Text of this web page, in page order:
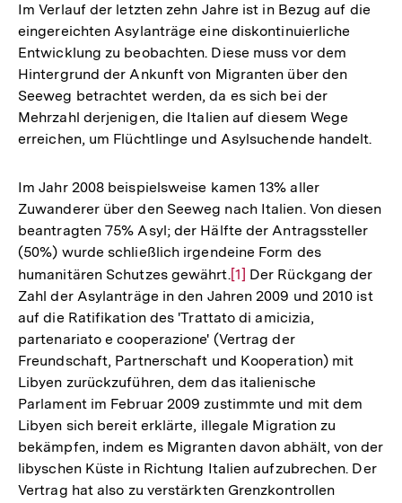
Im Verlauf der letzten zehn Jahre ist in Bezug auf die
eingereichten Asylanträge eine diskontinuierliche
Entwicklung zu beobachten. Diese muss vor dem
Hintergrund der Ankunft von Migranten über den
Seeweg betrachtet werden, da es sich bei der
Mehrzahl derjenigen, die Italien auf diesem Wege
erreichen, um Flüchtlinge und Asylsuchende handelt.
Im Jahr 2008 beispielsweise kamen 13% aller
Zuwanderer über den Seeweg nach Italien. Von diesen
beantragten 75% Asyl; der Hälfte der Antragssteller
(50%) wurde schließlich irgendeine Form des
humanitären Schutzes gewährt.Zur
Auflösung
der
Fußnote
[1] Der Rückgang der
Zahl der Asylanträge in den Jahren 2009 und 2010 ist
auf die Ratifikation des 'Trattato di amicizia,
partenariato e cooperazione' (Vertrag der
Freundschaft, Partnerschaft und Kooperation) mit
Libyen zurückzuführen, dem das italienische
Parlament im Februar 2009 zustimmte und mit dem
Libyen sich bereit erklärte, illegale Migration zu
bekämpfen, indem es Migranten davon abhält, von der
libyschen Küste in Richtung Italien aufzubrechen. Der
Vertrag hat also zu verstärkten Grenzkontrollen